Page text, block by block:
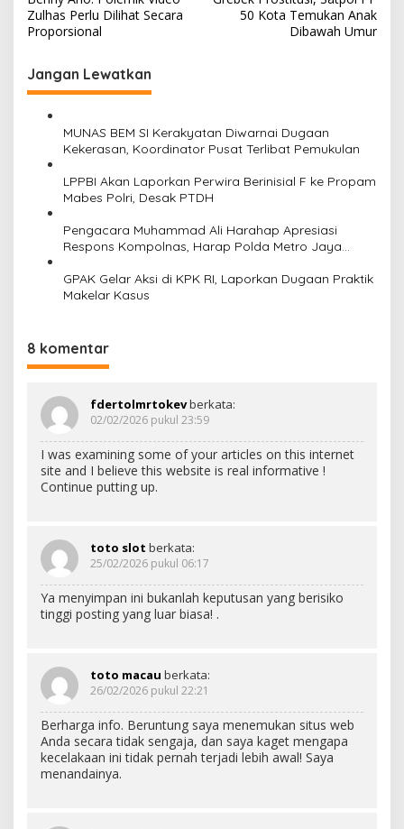
a
v
i
g
Zulhas Perlu Dilihat Secara
Proporsional
50 Kota Temukan Anak
Dibawah Umur
Jangan Lewatkan
MUNAS BEM SI Kerakyatan Diwarnai Dugaan
Kekerasan, Koordinator Pusat Terlibat Pemukulan
LPPBI Akan Laporkan Perwira Berinisial F ke Propam
Mabes Polri, Desak PTDH
Pengacara Muhammad Ali Harahap Apresiasi
Respons Kompolnas, Harap Polda Metro Jaya
GPAK Gelar Aksi di KPK RI, Laporkan Dugaan Praktik
Makelar Kasus
8 komentar
fdertolmrtokevberkata:
02/02/2026 pukul 23:59
I was examining some of your articles on this internet
site and I believe this website is real informative !
Continue putting up.
toto slot berkata:
25/02/2026 pukul 06:17
Ya menyimpan ini bukanlah keputusan yang berisiko
tinggi posting yang luar biasa! .
toto macau berkata:
26/02/2026 pukul 22:21
Berharga info. Beruntung saya menemukan situs web
Anda secara tidak sengaja, dan saya kaget mengapa
kecelakaan ini tidak pernah terjadi lebih awal! Saya
menandainya.